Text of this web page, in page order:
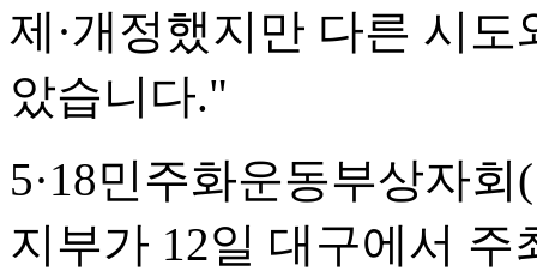
제·개정했지만 다른 시
았습니다."
5·18민주화운동부상자
지부가 12일 대구에서